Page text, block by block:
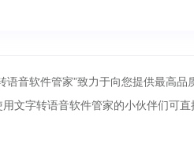
音软件管家”致力于向您提供最高品
文字转语音软件管家的小伙伴们可